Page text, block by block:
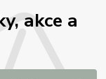
akce a